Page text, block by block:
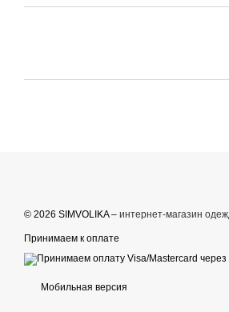
© 2026 SIMVOLIKA – интернет-магазин
Принимаем к оплате
Мобильная версия